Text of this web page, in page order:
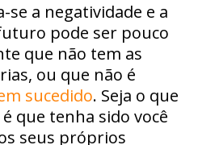
se a negatividade e a
pode ser pouco
que não tem as
ou que não é
sucedido. Seja o que
que tenha sido você
seus próprios